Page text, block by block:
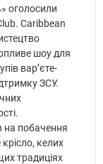
оголосили
Caribbean
шоу для
вар’єте-
ЗСУ.
на побачення
келих
традиціях